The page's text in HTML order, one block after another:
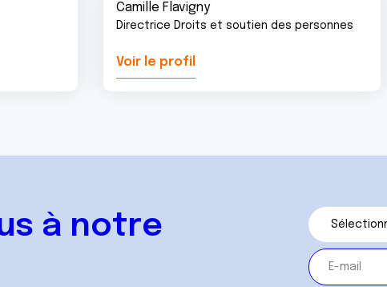
Camille Flavigny
Directrice Droits et soutien des personnes
Voir le profil
à notre